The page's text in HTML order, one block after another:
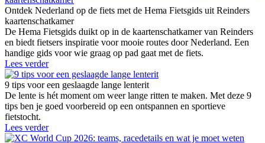
Ontdek Nederland op de fiets met de Hema Fietsgids uit Reinders
kaartenschatkamer
De Hema Fietsgids duikt op in de kaartenschatkamer van Reinders
en biedt fietsers inspiratie voor mooie routes door Nederland. Een
handige gids voor wie graag op pad gaat met de fiets.
Lees verder
9 tips voor een geslaagde lange lenterit
De lente is hét moment om weer lange ritten te maken. Met deze 9
tips ben je goed voorbereid op een ontspannen en sportieve
fietstocht.
Lees verder